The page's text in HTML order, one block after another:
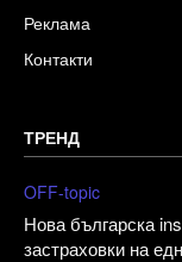
Реклама
Контакти
ТРЕНД
OFF-topic
Нова българска
застраховки на